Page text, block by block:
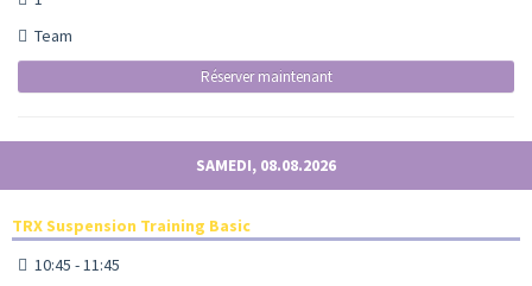
Team
Réserver maintenant
SAMEDI, 08.08.2026
TRX Suspension Training Basic
10:45 - 11:45